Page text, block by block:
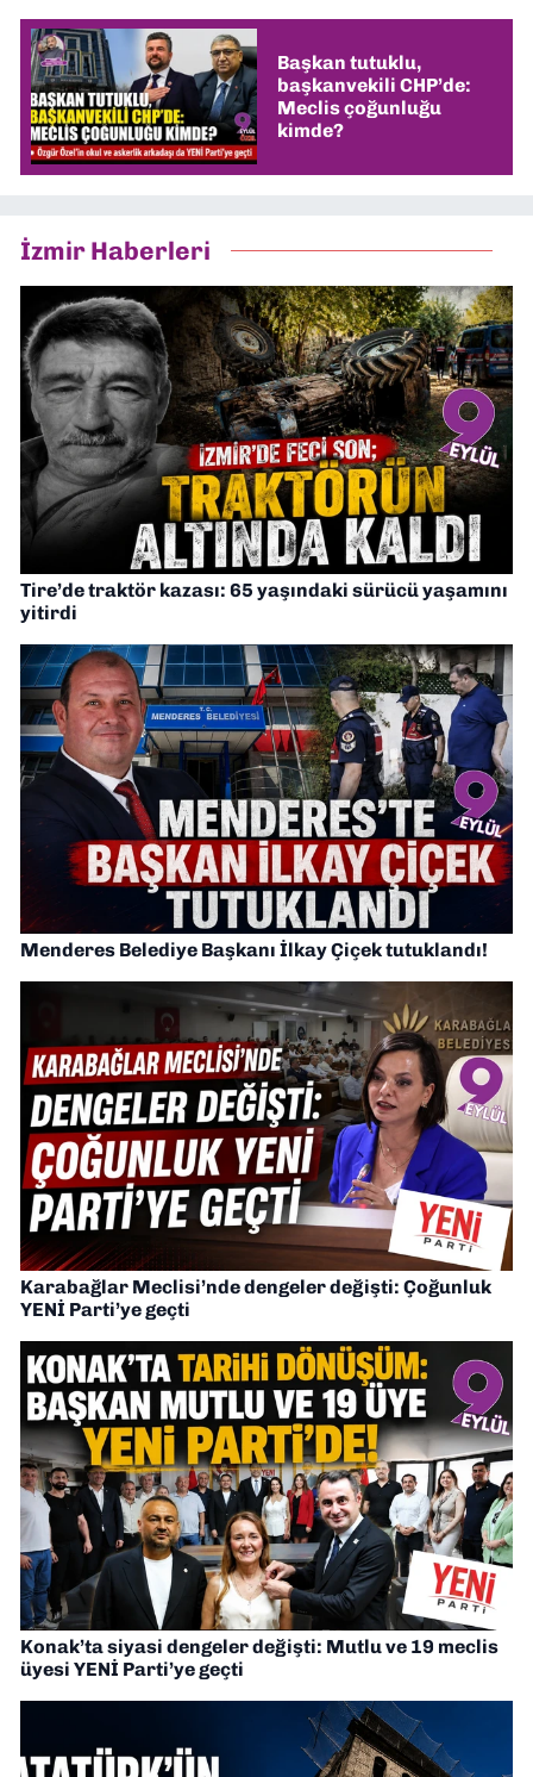
Başkan tutuklu,
başkanvekili CHP’de:
Meclis çoğunluğu
kimde?
İzmir Haberleri
Tire’de traktör kazası: 65 yaşındaki sürücü yaşamını
yitirdi
Menderes Belediye Başkanı İlkay Çiçek tutuklandı!
Karabağlar Meclisi’nde dengeler değişti: Çoğunluk
YENİ Parti’ye geçti
Konak’ta siyasi dengeler değişti: Mutlu ve 19 meclis
üyesi YENİ Parti’ye geçti